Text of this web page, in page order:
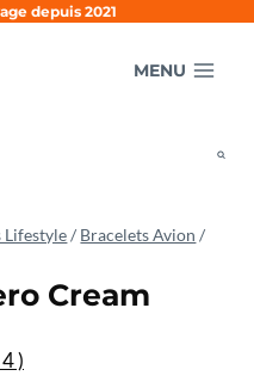
depuis 2021
MENU
Lifestyle / Bracelets Avion /
Cream
4)